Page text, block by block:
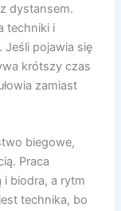
dystansem.
techniki i
Jeśli pojawia się
krótszy czas
zamiast
biegowe,
Praca
i biodra, a rytm
technika, bo